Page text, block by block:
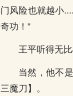
门风险也就越小
奇功！”
王平听得无比
当然，他不
三魔刀】。